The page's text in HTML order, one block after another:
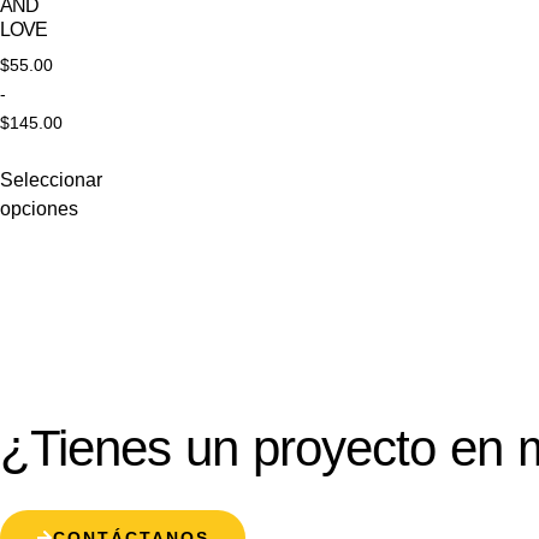
AND
LOVE
$55.00
-
$145.00
Seleccionar
opciones
¿Tienes un proyecto en